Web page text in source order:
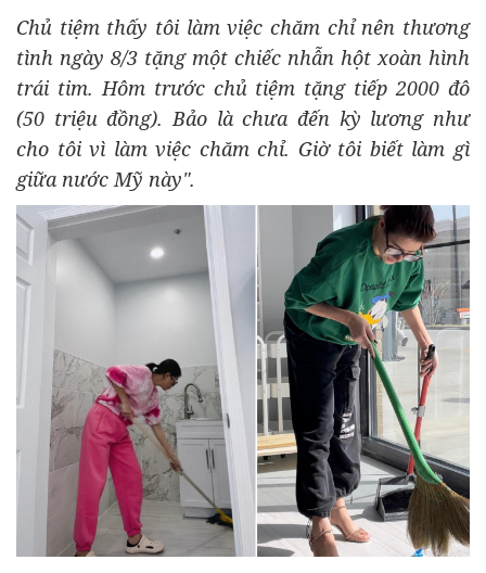
Chủ tiệm thấy tôi làm việc chăm chỉ nên thương
tình ngày 8/3 tặng một chiếc nhẫn hột xoàn hình
trái tim. Hôm trước chủ tiệm tặng tiếp 2000 đô
(50 triệu đồng). Bảo là chưa đến kỳ lương như
cho tôi vì làm việc chăm chỉ. Giờ tôi biết làm gì
giữa nước Mỹ này".